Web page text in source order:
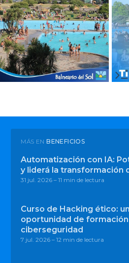
MÁS EN BENEFICIOS
Automatización con IA:
y liderá la transformación
31 jul. 2026 – 11 min de lectura
Curso de Hacking ético:
oportunidad de
ciberseguridad
7 jul. 2026 – 12 min de lectura